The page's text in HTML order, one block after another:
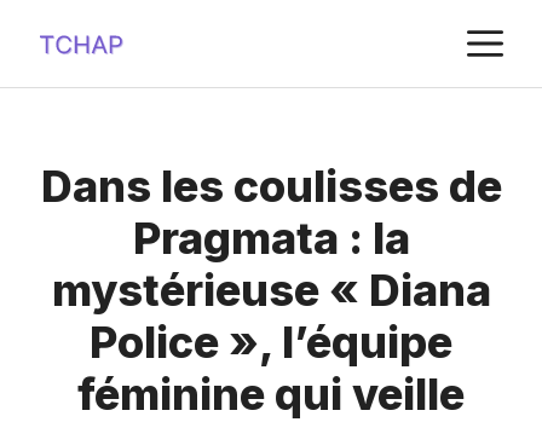
contenu
Dans les coulisses de
Pragmata : la
mystérieuse « Diana
Police », l’équipe
féminine qui veille